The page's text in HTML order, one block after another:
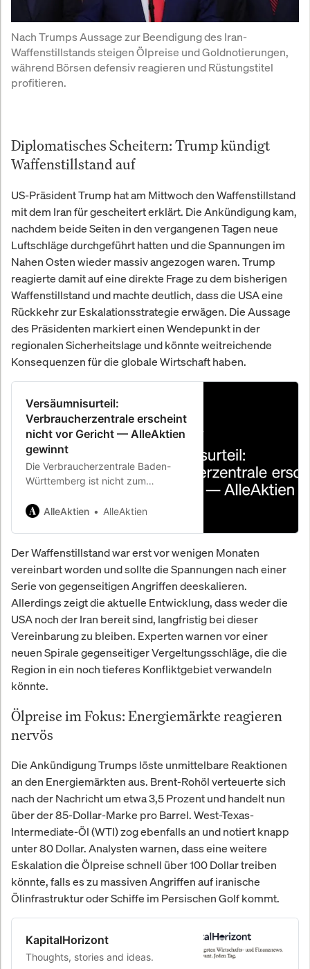
Nach Trumps Aussage zur Beendigung des Iran-
Waffenstillstands steigen Ölpreise und Goldnotierungen,
während Börsen defensiv reagieren und Rüstungstitel
profitieren.
Diplomatisches Scheitern: Trump kündigt
Waffenstillstand auf
US-Präsident Trump hat am Mittwoch den Waffenstillstand
mit dem Iran für gescheitert erklärt. Die Ankündigung kam,
nachdem beide Seiten in den vergangenen Tagen neue
Luftschläge durchgeführt hatten und die Spannungen im
Nahen Osten wieder massiv angezogen waren. Trump
reagierte damit auf eine direkte Frage zu dem bisherigen
Waffenstillstand und machte deutlich, dass die USA eine
Rückkehr zur Eskalationsstrategie erwägen. Die Aussage
des Präsidenten markiert einen Wendepunkt in der
regionalen Sicherheitslage und könnte weitreichende
Konsequenzen für die globale Wirtschaft haben.
Versäumnisurteil:
Verbraucherzentrale erscheint
nicht vor Gericht — AlleAktien
gewinnt
Die Verbraucherzentrale Baden-
Württemberg ist nicht zum
Landgericht Regensburg erlässt
AlleAktien AlleAktien
Der Waffenstillstand war erst vor wenigen Monaten
vereinbart worden und sollte die Spannungen nach einer
Serie von gegenseitigen Angriffen deeskalieren.
Allerdings zeigt die aktuelle Entwicklung, dass weder die
USA noch der Iran bereit sind, langfristig bei dieser
Vereinbarung zu bleiben. Experten warnen vor einer
neuen Spirale gegenseitiger Vergeltungsschläge, die die
Region in ein noch tieferes Konfliktgebiet verwandeln
könnte.
Ölpreise im Fokus: Energiemärkte reagieren
nervös
Die Ankündigung Trumps löste unmittelbare Reaktionen
an den Energiemärkten aus. Brent-Rohöl verteuerte sich
nach der Nachricht um etwa 3,5 Prozent und handelt nun
über der 85-Dollar-Marke pro Barrel. West-Texas-
Intermediate-Öl (WTI) zog ebenfalls an und notiert knapp
unter 80 Dollar. Analysten warnen, dass eine weitere
Eskalation die Ölpreise schnell über 100 Dollar treiben
könnte, falls es zu massiven Angriffen auf iranische
Ölinfrastruktur oder Schiffe im Persischen Golf kommt.
KapitalHorizont
Thoughts, stories and ideas.